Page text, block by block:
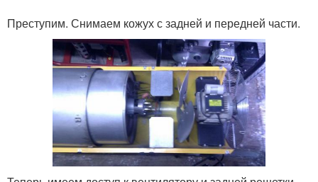
Преступим. Снимаем кожух с задней и передней части.